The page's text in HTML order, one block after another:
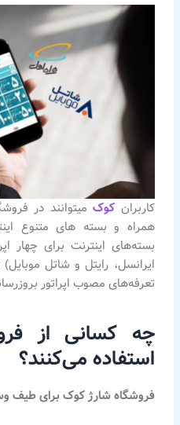
کاربران کوکمیتوانند در
همراه و بسته های متنوع
بسته‌های اینترنت برای چهار
ایرانسل، رایتل و شاتل
تعرفه‌های مصوب اپراتور
چه کسانی از
استفاده می‌کنند؟
فروشگاه شارژ کوک برای طیف